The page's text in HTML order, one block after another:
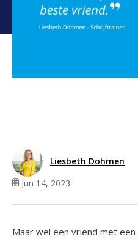
Liesbeth Dohmen
Jun 14, 2023
Maar wel een vriend met